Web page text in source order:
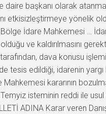
başkanı olarak
etkisizleştirmeye yönelik
İdare Mahkemesi … İdari
ve kaldırılmasını
dava konusu
edildiği, idarenin
kararının
isteminin reddi ile
ADINA Karar veren